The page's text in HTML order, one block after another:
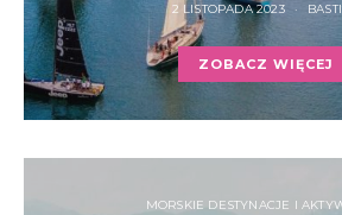
2 LISTOPADA 2023
ZOBACZ WIĘCEJ
MORSKIE DESTYNACJE I